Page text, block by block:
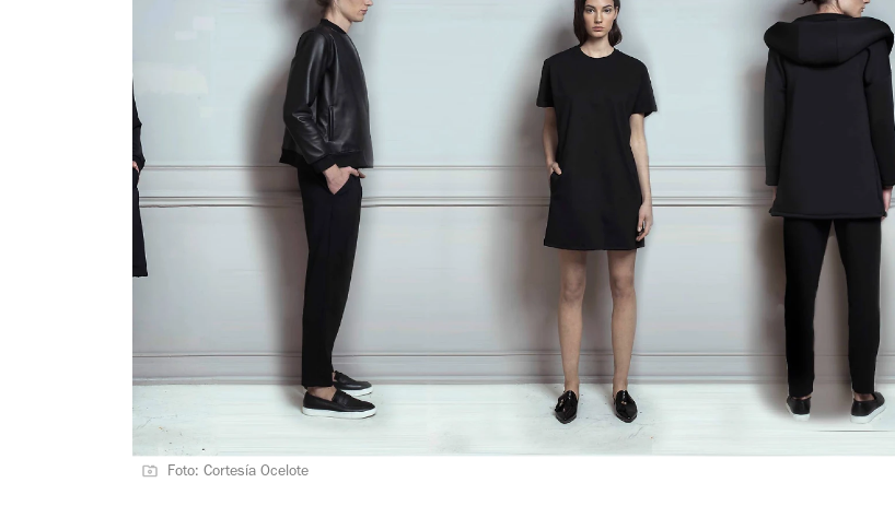
Foto: Cortesía Ocelote